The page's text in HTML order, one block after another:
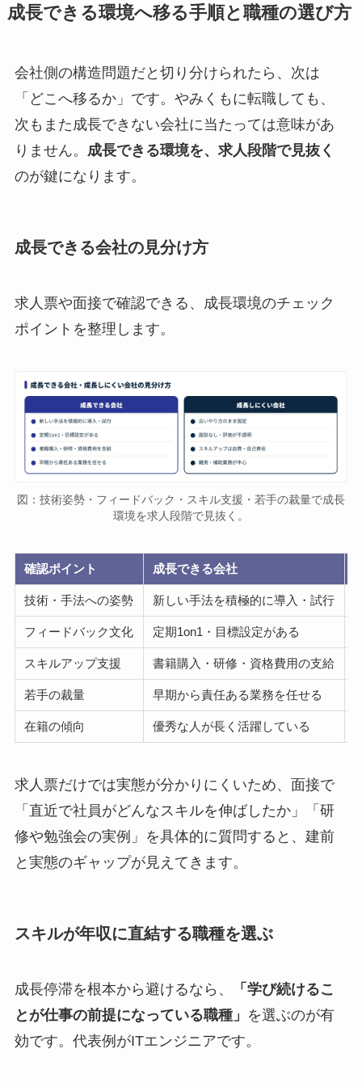
成長できる環境へ移る手順と職種の選び方
会社側の構造問題だと切り分けられたら、次は
「どこへ移るか」です。やみくもに転職しても、
次もまた成長できない会社に当たっては意味があ
りません。 成長できる環境を、求人段階で見抜く
のが鍵になります。
成長できる会社の見分け方
求人票や面接で確認できる、成長環境のチェック
ポイントを整理します。
図：技術姿勢・フィードバック・スキル支援・若手の裁量で成長
環境を求人段階で見抜く。
確認ポイント 成長できる会社
技術・手法への姿勢 新しい手法を積極的に導入・試行
フィードバック文化 定期1on1・目標設定がある
スキルアップ支援 書籍購入・研修・資格費用の支給
若手の裁量 早期から責任ある業務を任せる
在籍の傾向 優秀な人が長く活躍している
求人票だけでは実態が分かりにくいため、面接で
「直近で社員がどんなスキルを伸ばしたか」「研
修や勉強会の実例」を具体的に質問すると、建前
と実態のギャップが見えてきます。
スキルが年収に直結する職種を選ぶ
成長停滞を根本から避けるなら、
「学び続けるこ
とが仕事の前提になっている職種」 を選ぶのが有
効です。代表例がITエンジニアです。